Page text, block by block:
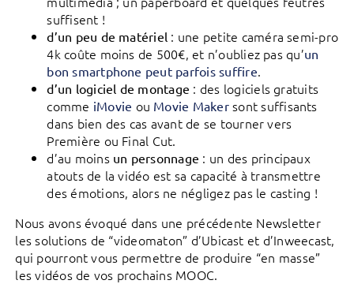
suffisent !
d’un peu de matériel : une petite caméra semi-pro
4k coûte moins de 500€, et n’oubliez pas qu’un
bon smartphone peut parfois suffire.
d’un logiciel de montage : des logiciels gratuits
comme iMovie ou Movie Makersont suffisants
dans bien des cas avant de se tourner vers
Première ou Final Cut.
d’au moins un personnage : un des principaux
atouts de la vidéo est sa capacité à transmettre
des émotions, alors ne négligez pas le casting !
Nous avons évoqué dans une précédente Newsletter
les solutions de “videomaton” d’Ubicast et d’Inweecast,
qui pourront vous permettre de produire “en masse”
les vidéos de vos prochains MOOC.